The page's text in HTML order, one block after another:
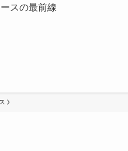
スの最前線